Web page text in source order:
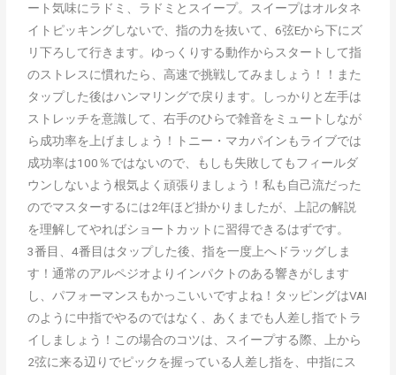
ート気味にラドミ、ラドミとスイープ。スイープはオルタネ
イトピッキングしないで、指の力を抜いて、6弦Eから下にズ
リ下ろして行きます。ゆっくりする動作からスタートして指
のストレスに慣れたら、高速で挑戦してみましょう！！また
タップした後はハンマリングで戻ります。しっかりと左手は
ストレッチを意識して、右手のひらで雑音をミュートしなが
ら成功率を上げましょう！トニー・マカパインもライブでは
成功率は100％ではないので、もしも失敗してもフィールダ
ウンしないよう根気よく頑張りましょう！私も自己流だった
のでマスターするには2年ほど掛かりましたが、上記の解説
を理解してやればショートカットに習得できるはずです。
3番目、4番目はタップした後、指を一度上へドラッグしま
す！通常のアルペジオよりインパクトのある響きがします
し、パフォーマンスもかっこいいですよね！タッピングはVAI
のように中指でやるのではなく、あくまでも人差し指でトラ
イしましょう！この場合のコツは、スイープする際、上から
2弦に来る辺りでピックを握っている人差し指を、中指にス